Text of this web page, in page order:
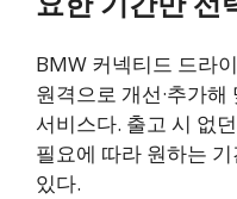
BMW 커넥티드 드라
원격으로 개선·추가
서비스다. 출고 시 없
필요에 따라 원하는
있다.